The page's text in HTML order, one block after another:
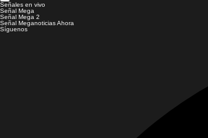
Señales en vivo
Señal Mega
Señal Mega 2
Señal Meganoticias Ahora
Síguenos